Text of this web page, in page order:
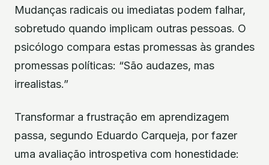
Mudanças radicais ou imediatas podem falhar,
sobretudo quando implicam outras pessoas. O
psicólogo compara estas promessas às grandes
promessas políticas: “São audazes, mas
irrealistas.”
Transformar a frustração em aprendizagem
passa, segundo Eduardo Carqueja, por fazer
uma avaliação introspetiva com honestidade: